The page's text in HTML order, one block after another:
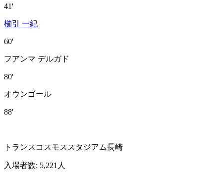
41'
櫛引 一紀
60'
フアンマ デルガド
80'
オウンゴール
88'
トランスコスモススタジアム長崎
入場者数: 5,221人